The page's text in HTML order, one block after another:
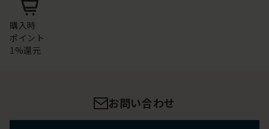
購入時
ポイント
1%還元
お問い合わせ